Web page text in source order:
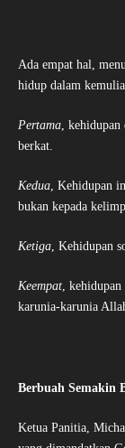
Ada empat hal,
hidup dalam
Pertama, kehidupan
berkat.
Kedua, Kehidupan
bukan kepada
Ketiga, Kehidupan
Keempat, kehidupan
karunia-karunia
Berbuah Semakin
Ketua Panitia,